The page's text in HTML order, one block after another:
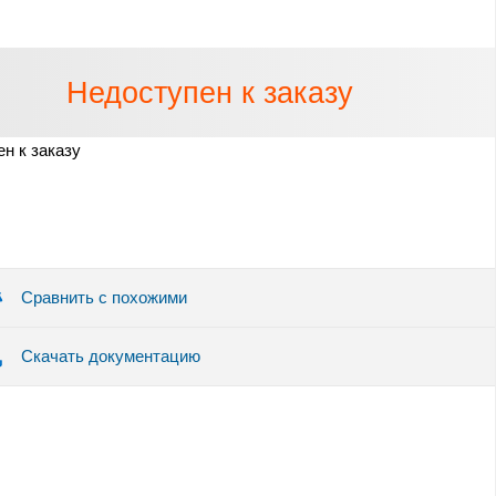
Недоступен к заказу
к заказу
Сравнить с похожими
Скачать документацию